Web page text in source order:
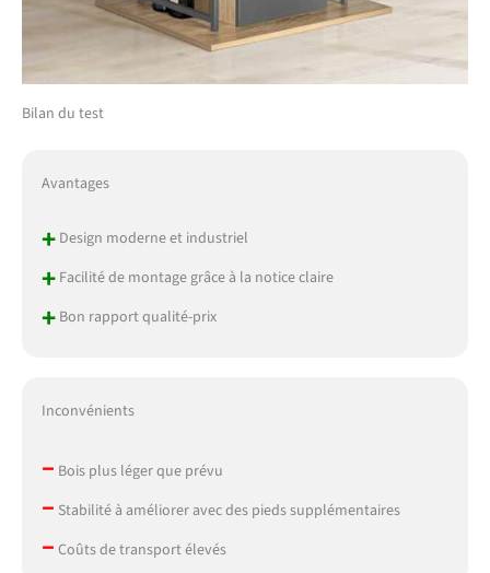
Bilan du test
Avantages
+Design moderne et industriel
+Facilité de montage grâce à la notice claire
+Bon rapport qualité-prix
Inconvénients
– Bois plus léger que prévu
– Stabilité à améliorer avec des pieds supplémentaires
– Coûts de transport élevés